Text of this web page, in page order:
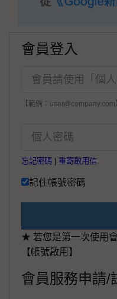
會員登入
【範例：user@company.com
忘記密碼 重寄啟用信
記住帳號密碼
★ 若您是第一次使用
【帳號啟用】
會員服務申請/